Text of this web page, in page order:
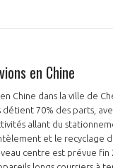
en Chine
Chine dans la ville de
70% des parts,
allant du
et le recyclage
centre est prévue fin